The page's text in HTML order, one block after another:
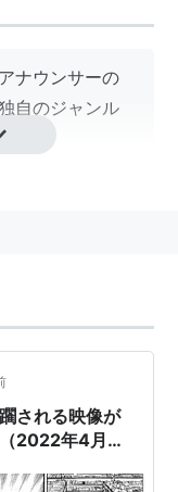
ナウンサーの
自のジャンル
ナウンサー。
目指していて卒業
フジテレビ
も受験していた。
。その後、福留功
断ウルトラクイ
される映像が
2022年4月26